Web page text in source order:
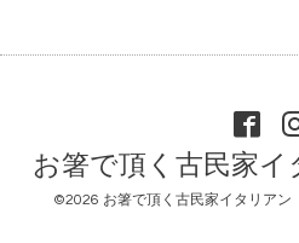
お箸で頂く古民家
©2026 お箸で頂く古民家イタリア